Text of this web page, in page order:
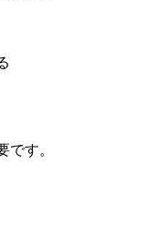
す。